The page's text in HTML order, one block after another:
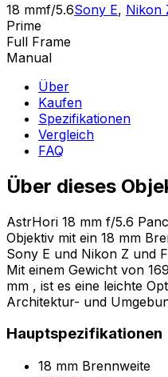
18 mmf/5.6Sony E, Nikon
Prime
Full Frame
Manual
Über
Kaufen
Spezifikationen
Vergleich
FAQ
Über dieses
AstrHori 18 mm f/5.6
Objektiv mit ein 18 mm
Sony E und Nikon Z und
Mit einem Gewicht von
mm , ist es eine leichte
Architektur- und
Hauptspezifikationen
18 mm Brennweite